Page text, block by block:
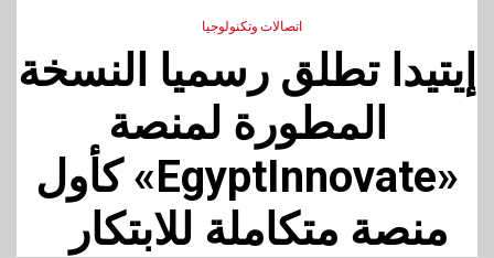
اتصالات وتكنولوجيا
إيتيدا تطلق رسميا النسخة
المطورة لمنصة
«EgyptInnovate» كأول
منصة متكاملة للابتكار